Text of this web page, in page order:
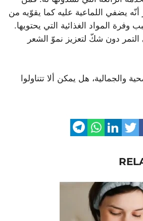
أنّه يضفي اللماعية عليه كما يقوّيه من
المواد الغذائية التي يحتويها.
دون شكّ لتعزيز نموّ الشعر
والجمالية، هل يمكن ألا تتناولوا